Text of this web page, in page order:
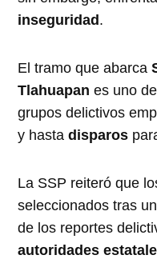
inseguridad.
El tramo que abarca
Tlahuapan es uno
grupos delictivos
y hastadisparos
La SSP reiteró que
seleccionados tras
de los reportes
autoridades